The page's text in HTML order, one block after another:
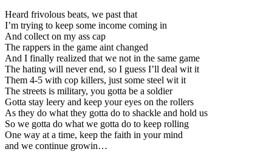
Heard frivolous beats, we past that
I’m trying to keep some income coming in
And collect on my ass cap
The rappers in the game aint changed
And I finally realized that we not in the same game
The hating will never end, so I guess I’ll deal wit it
Them 4-5 with cop killers, just some steel wit it
The streets is military, you gotta be a soldier
Gotta stay leery and keep your eyes on the rollers
As they do what they gotta do to shackle and hold us
So we gotta do what we gotta do to keep rolling
One way at a time, keep the faith in your mind
and we continue growin…